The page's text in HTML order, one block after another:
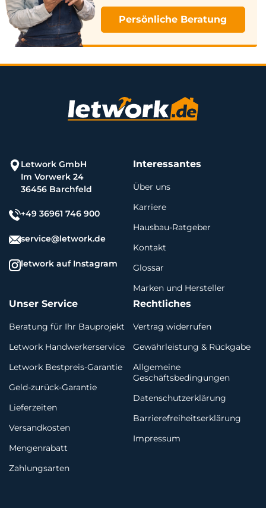
Persönliche Beratung
Letwork GmbH
Im Vorwerk 24
36456 Barchfeld
+49 36961 746 900
service@letwork.de
letwork auf Instagram
Interessantes
Über uns
Karriere
Hausbau-Ratgeber
Kontakt
Glossar
Marken und Hersteller
Unser Service
Beratung für Ihr Bauprojekt
Letwork Handwerkerservice
Letwork Bestpreis-Garantie
Geld-zurück-Garantie
Lieferzeiten
Versandkosten
Mengenrabatt
Zahlungsarten
Rechtliches
Vertrag widerrufen
Gewährleistung & Rückgabe
Allgemeine
Geschäftsbedingungen
Datenschutzerklärung
Barrierefreiheitserklärung
Impressum